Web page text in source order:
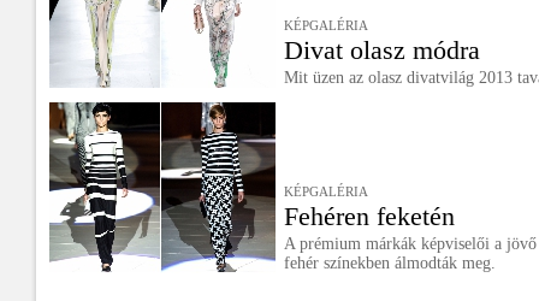
KÉPGALÉRIA
Divat olasz módra
Mit üzen az olasz divatvilág 2013
KÉPGALÉRIA
Fehéren feketén
A prémium márkák képviselői a jövő
fehér színekben álmodták meg.